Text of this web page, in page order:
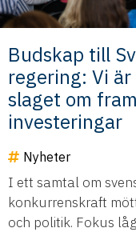
Budskap till
regering: Vi
slaget om
investeringar
Nyheter
I ett samtal om
konkurrenskraft
och politik. Fokus